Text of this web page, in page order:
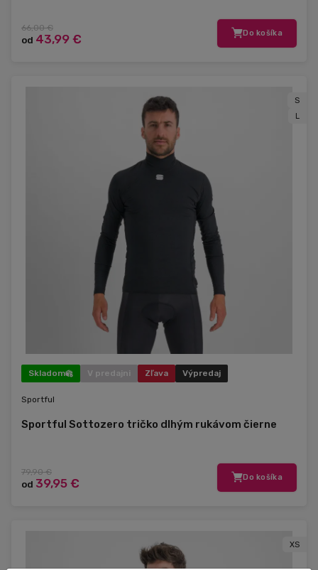
66,00 €
od 43,99 € Do košíka
S
L
Skladom V predajni Zľava Výpredaj
Sportful
Sportful Sottozero tričko dlhým rukávom čierne
79,90 €
od 39,95 € Do košíka
XS